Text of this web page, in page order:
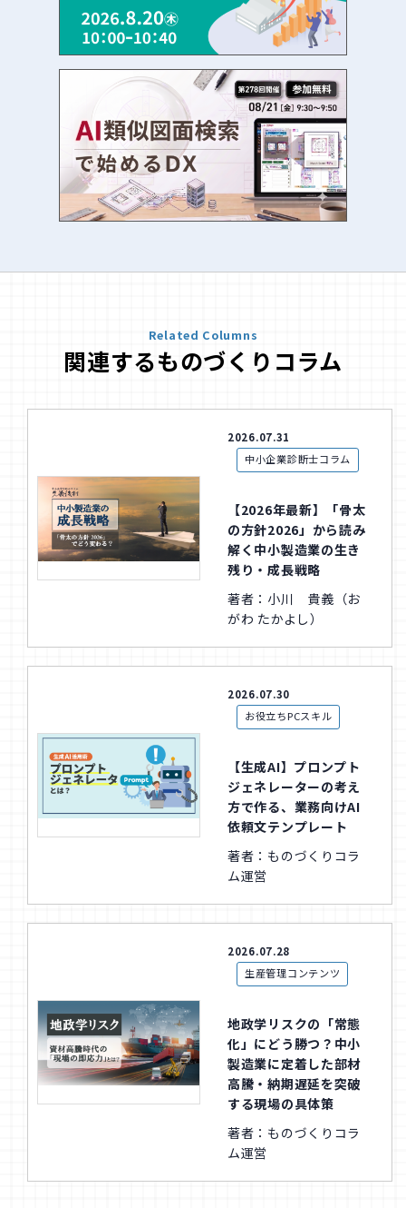
関連するものづくりコラム
Related Columns
2026.07.31
中小企業診断士コラム
【2026年最新】「骨太
の方針2026」から読み
解く中小製造業の生き
残り・成長戦略
著者：小川 貴義（お
がわ たかよし）
2026.07.30
お役立ちPCスキル
【生成AI】プロンプト
ジェネレーターの考え
方で作る、業務向けAI
依頼文テンプレート
著者：ものづくりコラ
ム運営
2026.07.28
生産管理コンテンツ
地政学リスクの「常態
化」にどう勝つ？中小
製造業に定着した部材
高騰・納期遅延を突破
する現場の具体策
著者：ものづくりコラ
ム運営